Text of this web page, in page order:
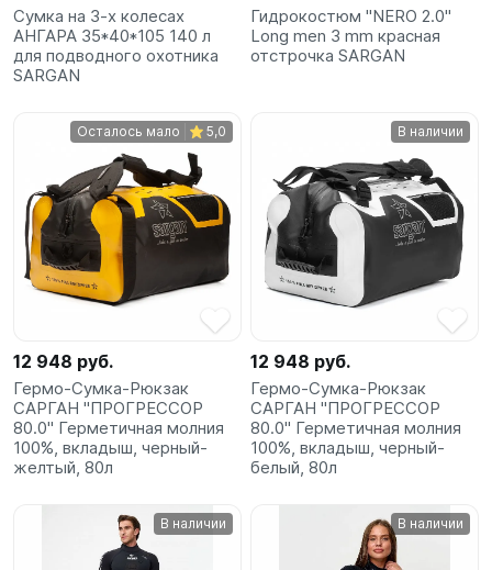
Сумка на 3-х колесах
АНГАРА 35*40*105 140 л
для подводного охотника
SARGAN
Гидрокостюм "NERO 2.0"
Long men 3 mm красная
отстрочка SARGAN
Осталось мало 5,0
12 948 руб.
Гермо-Сумка-Рюкзак
САРГАН "ПРОГРЕССОР
80.0" Герметичная молния
100%, вкладыш, черный-
желтый, 80л
В наличии
12 948 руб.
Гермо-Сумка-Рюкзак
САРГАН "ПРОГРЕССОР
80.0" Герметичная молния
100%, вкладыш, черный-
белый, 80л
В наличии В наличии